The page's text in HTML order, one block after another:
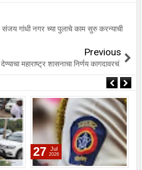
गांधी नगर च्या पुलाचे काम सुरु करन्याची
Previous
महाराष्ट्र शासनाचा निर्णय कागदावरचं.
27 Jul
2026